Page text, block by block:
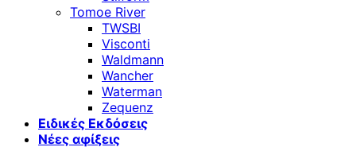
Tomoe River
TWSBI
Visconti
Waldmann
Wancher
Waterman
Zequenz
Ειδικές Εκδόσεις
Νέες αφίξεις